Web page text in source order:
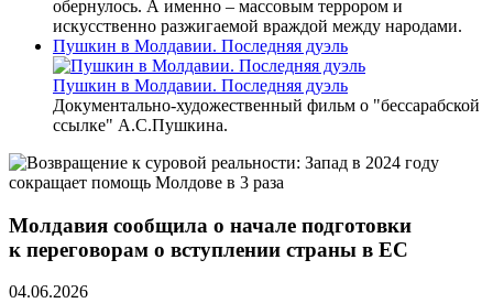
обернулось. А именно – массовым террором и
искусственно разжигаемой враждой между народами.
Пушкин в Молдавии. Последняя дуэль
Пушкин в Молдавии. Последняя дуэль
Документально-художественный фильм о "бессарабской
ссылке" А.С.Пушкина.
Молдавия сообщила о начале подготовки
к переговорам о вступлении страны в ЕС
04.06.2026